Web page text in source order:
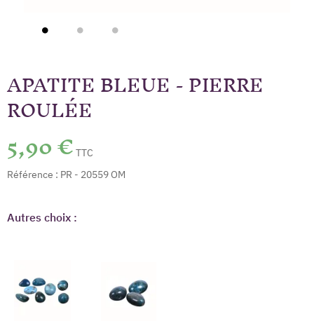
APATITE BLEUE - PIERRE
ROULÉE
5,90 € TTC
Référence : PR - 20559 OM
Autres choix :